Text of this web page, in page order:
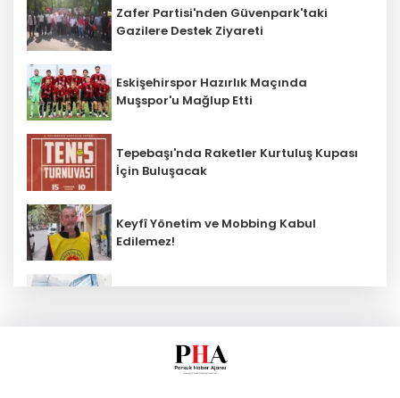
Zafer Partisi'nden Güvenpark'taki
Gazilere Destek Ziyareti
Eskişehirspor Hazırlık Maçında
Muşspor'u Mağlup Etti
Tepebaşı'nda Raketler Kurtuluş Kupası
İçin Buluşacak
Keyfî Yönetim ve Mobbing Kabul
Edilemez!
Büyükşehir Kırsalda Sathi Kaplama